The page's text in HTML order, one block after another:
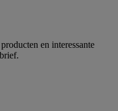
en interessante